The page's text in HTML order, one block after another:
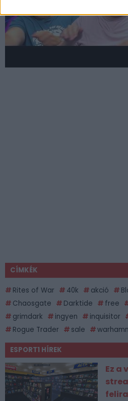
CÍMKÉK
Rites of War 40k akció
Chaosgate
Darktide free
grimdark
ingyen inquisitor
Rogue Trader
sale
ESPORT1 HÍREK
Ez a